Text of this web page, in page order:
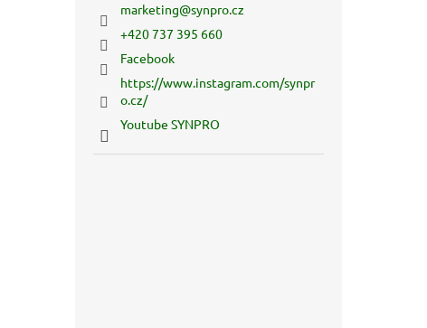
marketing@synpro.cz
+420 737 395 660
Facebook
https://www.instagram.com/synpr
o.cz/
Youtube SYNPRO